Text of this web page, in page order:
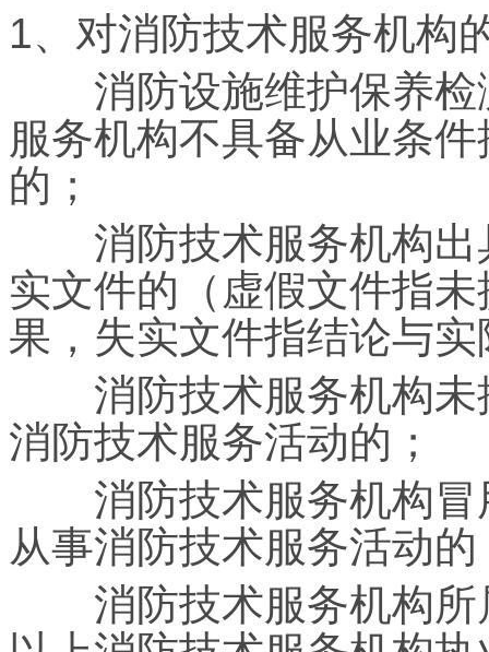
1、对消防技术服务机构
消防设施维护保养检
服务机构不具备从业条
的；
消防技术服务机构出
实文件的（虚假文件指
果，失实文件指结论与
消防技术服务机构未
消防技术服务活动的；
消防技术服务机构冒
从事消防技术服务活动的
消防技术服务机构所